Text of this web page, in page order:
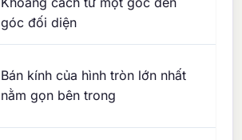
góc đối diện
Bán kính của hình tròn lớn nhất
nằm gọn bên trong